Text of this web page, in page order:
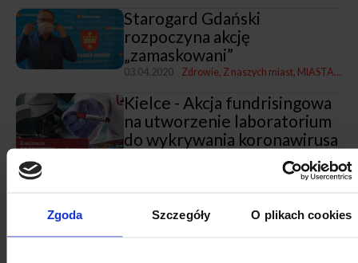
Zgoda Szczegóły O plikach cookies
Starogard Gdański
rozpoczyna akcję
„zamaskowani”
03.04.2020 Zdrowie Z naszych miast MIASTA WOBEC EPIDEMII
Kielce - Akcja fundrisingowa
na utworzenie laboratorium
do wykrywania koronawirusa
Sokołów Podlaski wspiera
szpital